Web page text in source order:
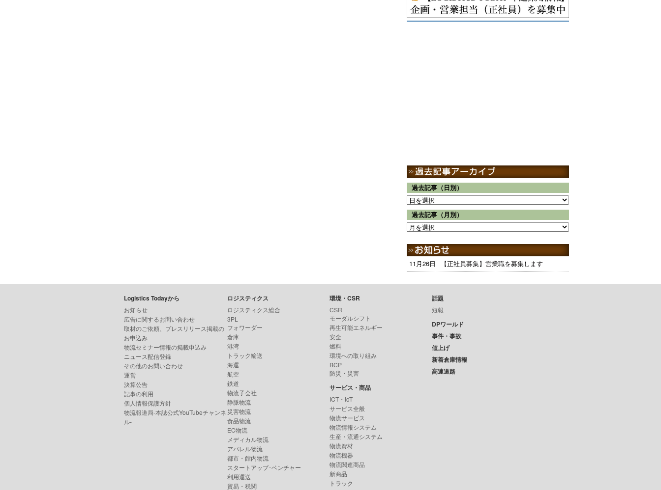
過去記事（日別）
過去記事（月別）
11月26日 【正社員募集】営業職を募集します
Logistics Todayから
お知らせ
広告に関するお問い合わせ
取材のご依頼、プレスリリース掲載の
お申込み
物流セミナー情報の掲載申込み
ニュース配信登録
その他のお問い合わせ
運営
決算公告
記事の利用
個人情報保護方針
物流報道局-本誌公式YouTubeチャンネ
ル-
ロジスティクス
ロジスティクス総合
3PL
フォワーダー
倉庫
港湾
トラック輸送
海運
航空
鉄道
物流子会社
静脈物流
災害物流
食品物流
EC物流
メディカル物流
アパレル物流
都市・館内物流
スタートアップ･ベンチャー
利用運送
貿易・税関
環境・CSR
CSR
モーダルシフト
再生可能エネルギー
安全
燃料
環境への取り組み
BCP
防災・災害
サービス・商品
ICT・IoT
サービス全般
物流サービス
物流情報システム
生産・流通システム
物流資材
物流機器
物流関連商品
新商品
トラック
話題
短報
DPワールド
事件・事故
値上げ
新着倉庫情報
高速道路